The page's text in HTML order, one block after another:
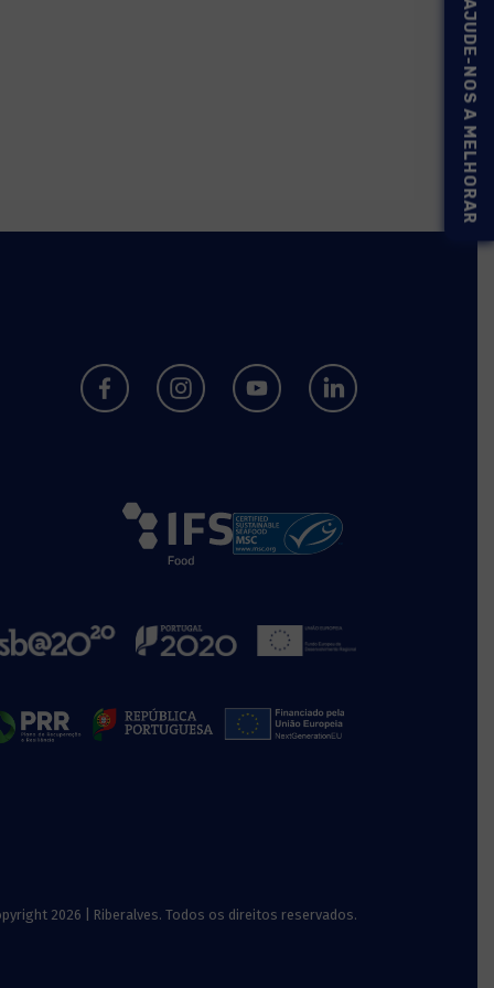
2026 | Riberalves. Todos os direitos reservados.
AJUDE-NOS A MELHORAR